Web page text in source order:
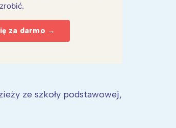
zrobić.
za darmo →
ze szkoły podstawowej,